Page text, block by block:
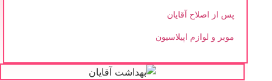
پس از اصلاح آقایان
موبر و لوازم اپیلاسیون